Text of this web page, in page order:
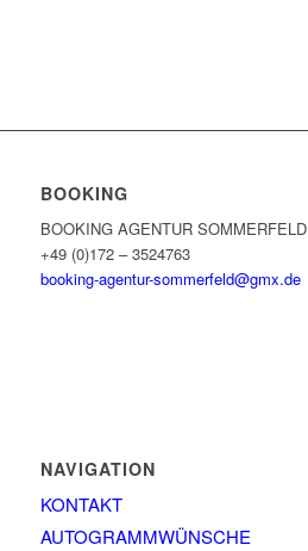
BOOKING
BOOKING AGENTUR SOMMERFELD
+49 (0)172 – 3524763
booking-agentur-sommerfeld@gmx.de
NAVIGATION
KONTAKT
AUTOGRAMMWÜNSCHE